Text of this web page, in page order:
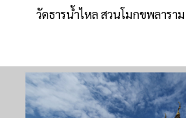
วัดธารน้ำไหล สวนโมกขพลารา